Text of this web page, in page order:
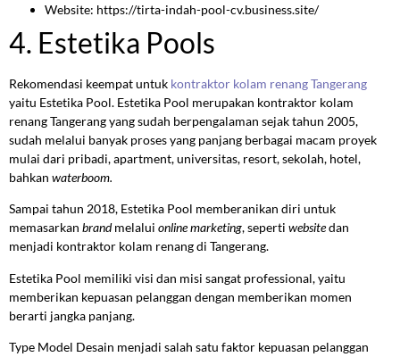
Website: https://tirta-indah-pool-cv.business.site/
4. Estetika Pools
Rekomendasi keempat untuk kontraktor kolam renang Tangerang
yaitu Estetika Pool. Estetika Pool merupakan kontraktor kolam
renang Tangerang yang sudah berpengalaman sejak tahun 2005,
sudah melalui banyak proses yang panjang berbagai macam proyek
mulai dari pribadi, apartment, universitas, resort, sekolah, hotel,
bahkan waterboom.
Sampai tahun 2018, Estetika Pool memberanikan diri untuk
memasarkan brandmelalui online marketing, seperti websitedan
menjadi kontraktor kolam renang di Tangerang.
Estetika Pool memiliki visi dan misi sangat professional, yaitu
memberikan kepuasan pelanggan dengan memberikan momen
berarti jangka panjang.
Type Model Desain menjadi salah satu faktor kepuasan pelanggan